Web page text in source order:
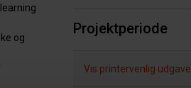
og
Projektperiode
Vis printervenlig udgave